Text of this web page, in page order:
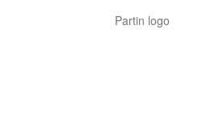
Partin logo